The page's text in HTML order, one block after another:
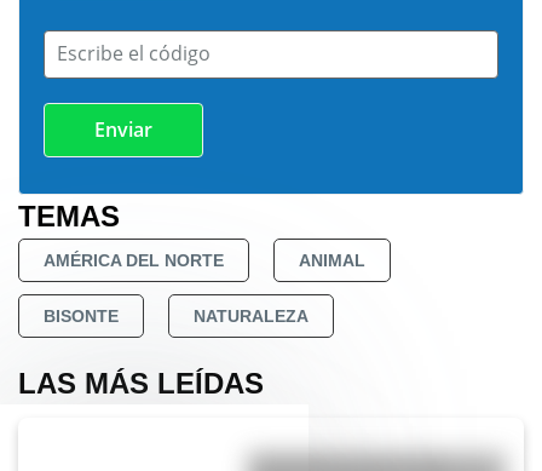
Escribe el código
TEMAS
AMÉRICA DEL NORTE ANIMAL
BISONTE NATURALEZA
LAS MÁS LEÍDAS
Actividades para el 17 de